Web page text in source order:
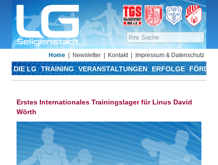
Home Newsletter Kontakt Impressum & Datenschutz
DIE LG TRAINING VERANSTALTUNGEN ERFOLGE
Erstes Internationales Trainingslager für Linus David
Wörth